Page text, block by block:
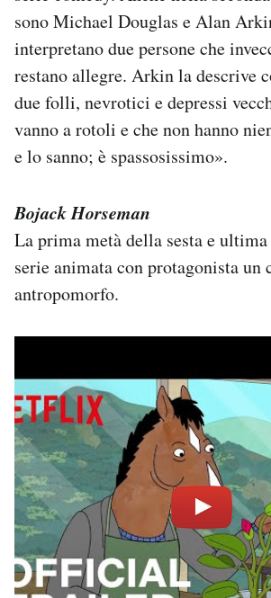
sono Michael Douglas e Alan
interpretano due persone che
restano allegre. Arkin la descrive
due folli, nevrotici e depressi
vanno a rotoli e che non hanno
e lo sanno; è spassosissimo».
Bojack Horseman
La prima metà della sesta e
serie animata con protagonista un
antropomorfo.